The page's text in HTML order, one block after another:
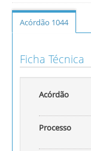
Acórdão 1044
Ficha Técnica
Acórdão
Processo